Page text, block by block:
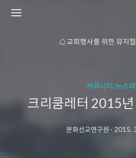
교회행사를 위한 뮤지
커뮤니티/뉴스레
크리쿰레터 2015
문화선교연구원 · 2015.